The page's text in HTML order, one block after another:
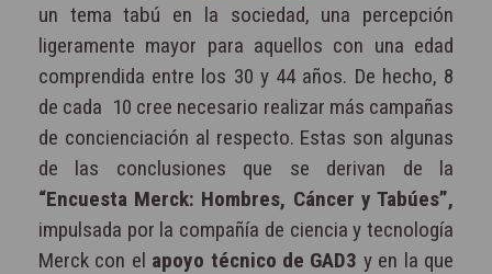
un tema tabú en la sociedad, una percepción
ligeramente mayor para aquellos con una edad
comprendida entre los 30 y 44 años. De hecho, 8
de cada 10 cree necesario realizar más campañas
de concienciación al respecto. Estas son algunas
de las conclusiones que se derivan de la
“Encuesta Merck: Hombres, Cáncer y Tabúes”,
impulsada por la compañía de ciencia y tecnología
Merck con el apoyo técnico de GAD3 y en la que